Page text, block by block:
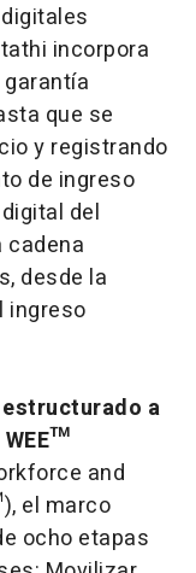
incorpora
que se
y registrando
de ingreso
del
cadena
desde la
ingreso
a
and
el marco
ocho etapas